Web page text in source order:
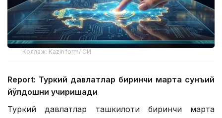
Коллаж: Kazinform/ СИ
Report: Туркий давлатлар биринчи марта сунъий
йўлдошни учиришади
Туркий давлатлар ташкилоти биринчи марта